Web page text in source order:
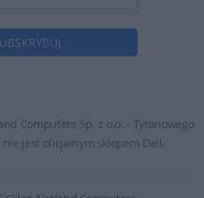
Computers Sp. z o.o. - Tytanowego
jest oficjalnym sklepem Dell.